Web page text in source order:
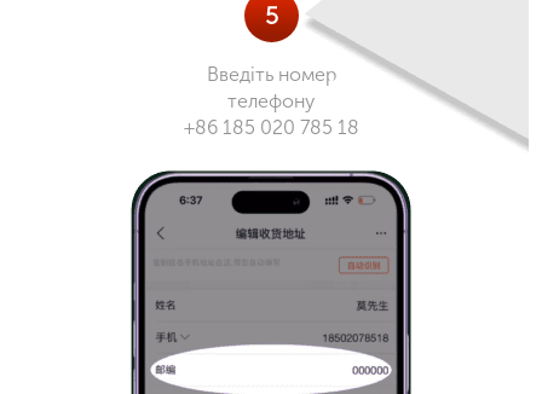
5
Введіть номер
телефону
+86 185 020 785 18